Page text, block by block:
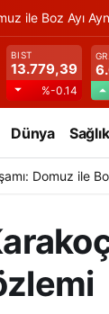
ile Boz Ayı
BIST
13.779,39
%-0.14
Dünya Sağlık
Domuz ile